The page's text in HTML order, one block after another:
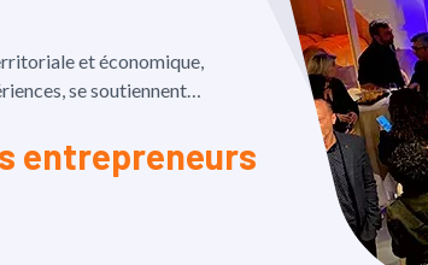
et économique,
se soutiennent…
entrepreneurs